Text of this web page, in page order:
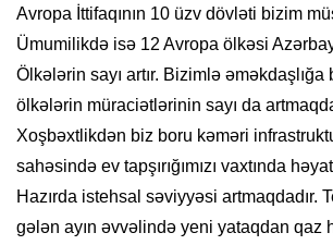
Avropa İttifaqının 10 üzv dövləti bizim
Ümumilikdə isə 12 Avropa ölkəsi
Ölkələrin sayı artır. Bizimlə
ölkələrin müraciətlərinin sayı da
Xoşbəxtlikdən biz boru kəməri
sahəsində ev tapşırığımızı vaxtında
Hazırda istehsal səviyyəsi artmaqdadır.
gələn ayın əvvəlində yeni yataqdan qaz